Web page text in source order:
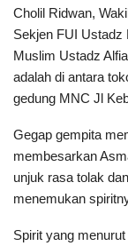
Cholil Ridwan,
Sekjen FUI Ustadz
Muslim Ustadz
adalah di antara
gedung MNC Jl
Gegap gempita
membesarkan
unjuk rasa tolak
menemukan
Spirit yang